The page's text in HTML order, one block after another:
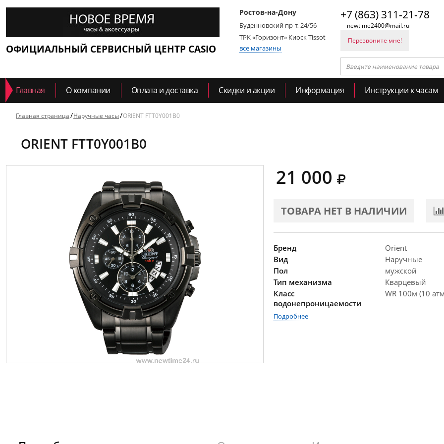
ОФИЦИАЛЬНЫЙ СЕРВИСНЫЙ ЦЕНТР CASIO
Ростов-на-Дону
Буденновский пр-т, 24/56
ТРК «Горизонт» Киоск Tissot
все магазины
+7 (863) 311-21-78
newtime2400@mail.ru
Перезвоните мне!
Главная О компании Оплата и доставка Скидки и акции Информация Инструкции к часам
Главная страница Наручные часы ORIENT FTT0Y001B0
ORIENT FTT0Y001B0
21 000
ТОВАРА НЕТ В НАЛИЧИИ
Бренд
Orient
Вид
Наручные
Пол
мужской
Тип механизма
Кварцевый
Класс
водонепроницаемости
WR 100м (10
Подробнее